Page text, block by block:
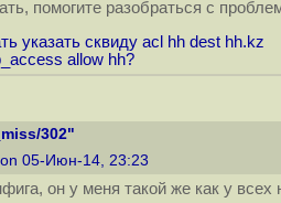
помогите разобраться с
указать сквиду acl hh dest hh.kz
allow hh?
302"
05-Июн-14, 23:23
он у меня такой же как у всех